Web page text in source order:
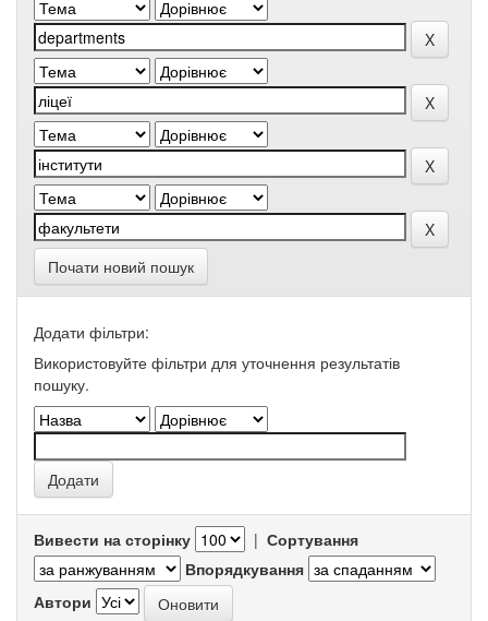
Почати новий пошук
Додати фільтри:
Використовуйте фільтри для уточнення результатів
пошуку.
Вивести на сторінку | Сортування
Впорядкування
Автори